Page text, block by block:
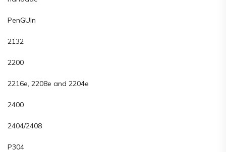
PenGUIn
2132
2200
2216e, 2208e and 2204e
2400
2404/2408
P304